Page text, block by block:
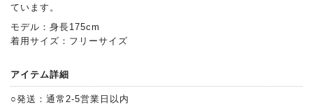
ています。
モデル：身長175cm
着用サイズ：フリーサイズ
アイテム詳細
○発送：通常2-5営業日以内